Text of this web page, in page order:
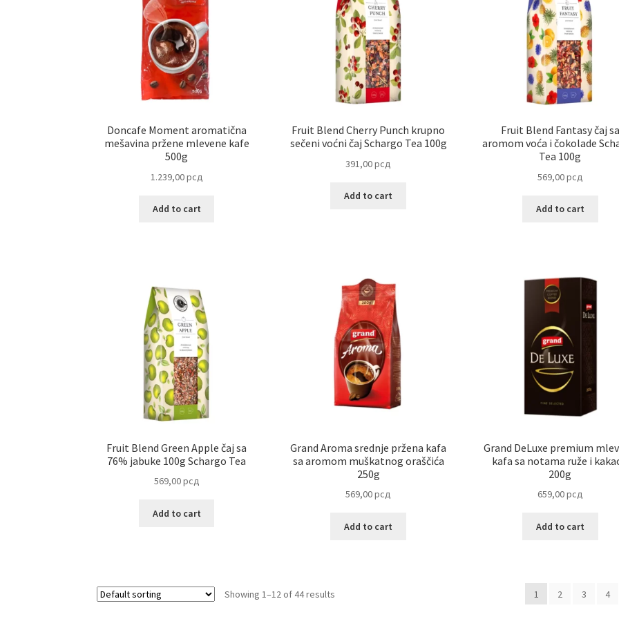
Doncafe Moment aromatična
mešavina pržene mlevene kafe
500g
1.239,00рсд
Add to cart
Fruit Blend Cherry Punch krupno
sečeni voćni čaj Schargo Tea 100g
391,00рсд
Add to cart
Fruit Blend Fantasy čaj sa
aromom voća i čokolade
Tea 100g
569,00рсд
Add to cart
Fruit Blend Green Apple čaj sa
76% jabuke 100g Schargo Tea
569,00рсд
Add to cart
Grand Aroma srednje pržena kafa
sa aromom muškatnog oraščića
250g
569,00рсд
Add to cart
Grand DeLuxe premium
kafa sa notama ruže i
200g
659,00рсд
Add to cart
Showing 1–12 of 44 results 1 2 3 4